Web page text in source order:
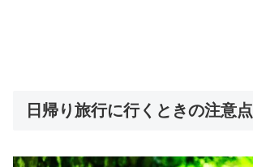
日帰り旅行に行くときの注意点